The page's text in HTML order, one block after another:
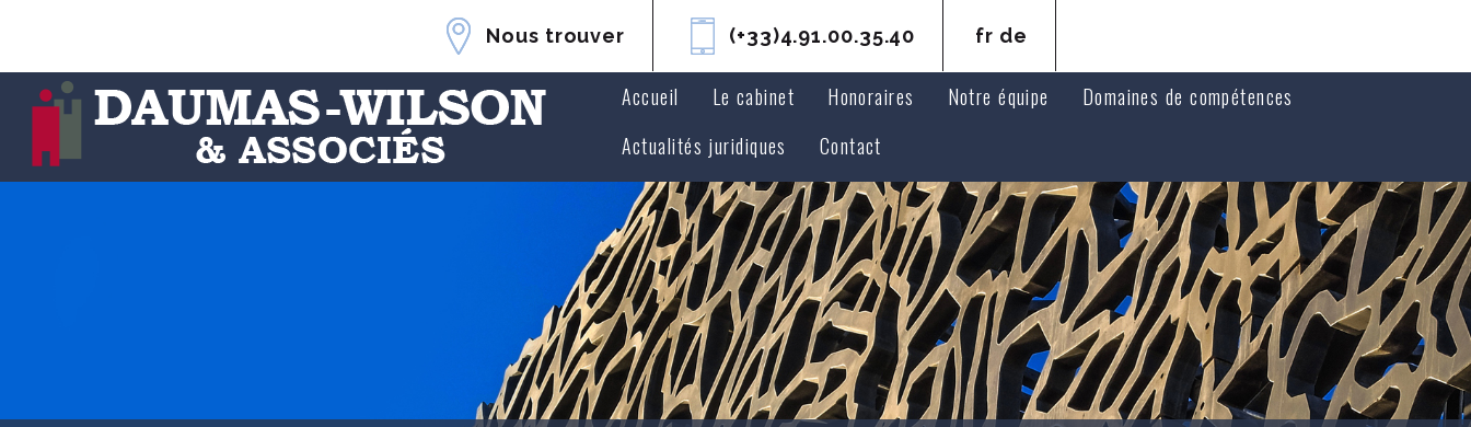
Nous trouver (+33)4.91.00.35.40 fr de
Accueil Le cabinet Honoraires Notre équipe Domaines de compétences
Droit médical
Droit des assurances
Droit civil, des personnes et de la famille
Droit immobilier
Droit public et droit de l'urbanisme
Vente immobilière et enchères
Actualités juridiques Contact